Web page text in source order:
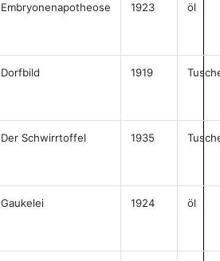
Embryonenapotheose 1923 öl
Dorfbild 1919
Der Schwirrtoffel 1935
Gaukelei 1924 öl